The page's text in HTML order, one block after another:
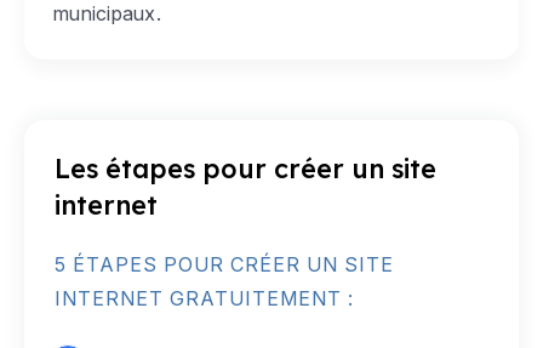
municipaux.
Les étapes pour créer un site
internet
5 ÉTAPES POUR CRÉER UN SITE
INTERNET GRATUITEMENT :